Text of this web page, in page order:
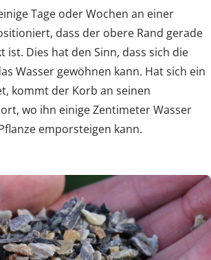
Tage oder Wochen an einer
dass der obere Rand gerade
ist. Dies hat den Sinn, dass sich die
Wasser gewöhnen kann. Hat sich ein
kommt der Korb an seinen
wo ihn einige Zentimeter Wasser
emporsteigen kann.